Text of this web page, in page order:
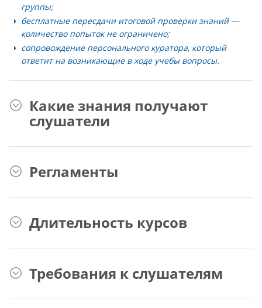
группы;
бесплатные пересдачи итоговой проверки знаний —
количество попыток не ограничено;
сопровождение персонального куратора, который
ответит на возникающие в ходе учебы вопросы.
Какие знания получают
слушатели
Регламенты
Длительность курсов
Требования к слушателям